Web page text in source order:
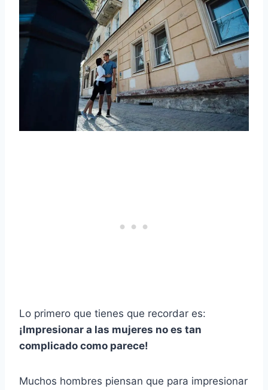
Lo primero que tienes que recordar es:
¡Impresionar a las mujeres no es tan
complicado como parece!
Muchos hombres piensan que para impresionar